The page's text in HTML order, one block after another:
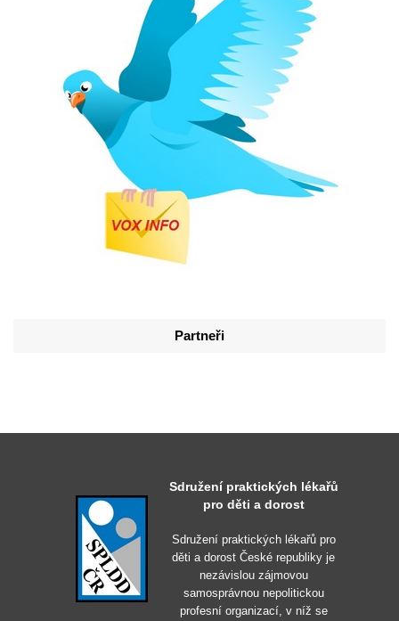
Partneři
Sdružení praktických lékařů
pro děti a dorost
Sdružení praktických lékařů pro
děti a dorost České republiky je
nezávislou zájmovou
samosprávnou nepolitickou
profesní organizací, v níž se